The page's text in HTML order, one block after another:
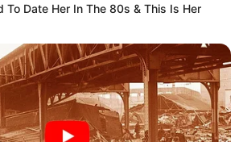
na ekrany polskich kin wchodzi długo
To Date Her In The 80s & This Is Her